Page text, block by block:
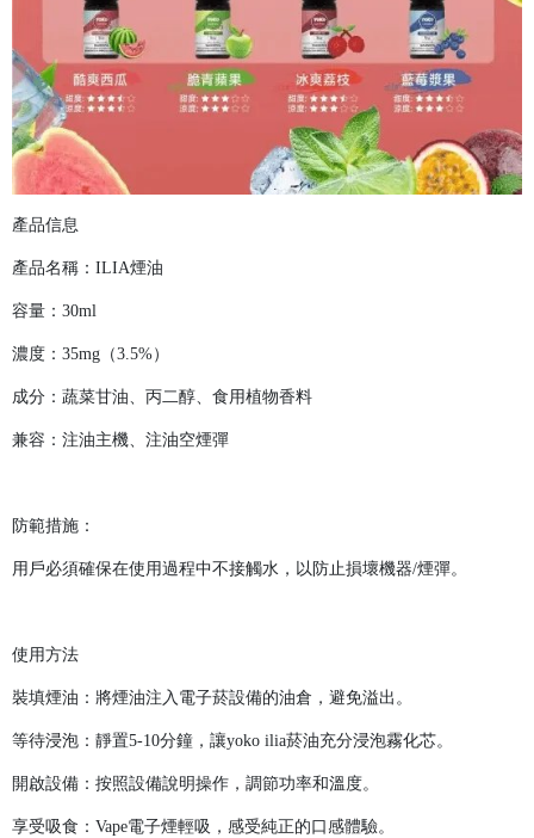
產品信息
產品名稱：ILIA煙油
容量：30ml
濃度：35mg（3.5%）
成分：蔬菜甘油、丙二醇、食用植物香料
兼容：注油主機、注油空煙彈
防範措施：
用戶必須確保在使用過程中不接觸水，以防止損壞機器/煙彈。
使用方法
裝填煙油：將煙油注入電子菸設備的油倉，避免溢出。
等待浸泡：靜置5-10分鐘，讓yoko ilia菸油充分浸泡霧化芯。
開啟設備：按照設備說明操作，調節功率和溫度。
享受吸食：Vape電子煙輕吸，感受純正的口感體驗。